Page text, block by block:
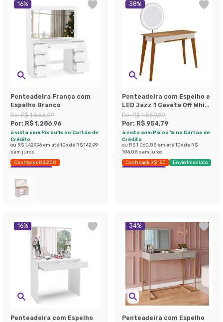
16%
Penteadeira França com
Espelho Branco
De:R$ 1.533,99
Por: R$ 1.286,96
à vista com Pix ou 1x no Cartão de
Crédito
ou R$ 1.429,96 em até10x de R$ 142,99
sem juros
Cashback R$ 200
Economize 16%
38%
Penteadeira com Espelho e
LED Jazz 1 Gaveta Off White
e Nature
De:R$ 1.559,99
Por: R$ 954,79
à vista com Pix ou 1x no Cartão de
Crédito
ou R$ 1.060,88 em até10x de R$
106,08 sem juros
Cashback R$ 150
Envio Imediato
Exclusivo Mobly
16%
Penteadeira com Espelho
34%
Penteadeira com Espelho